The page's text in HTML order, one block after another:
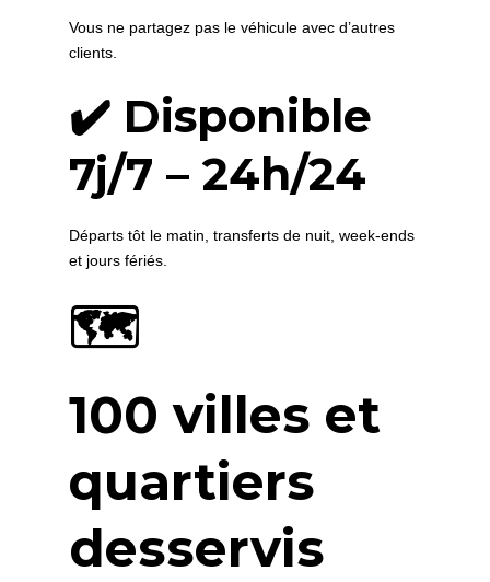
Vous ne partagez pas le véhicule avec d’autres
clients.
✔️ Disponible
7j/7 – 24h/24
Départs tôt le matin, transferts de nuit, week-ends
et jours fériés.
🗺️
100 villes et
quartiers
desservis